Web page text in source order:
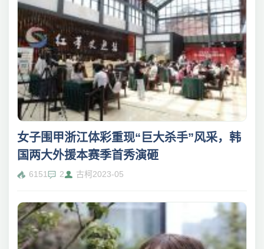
女子围甲浙江体彩重现“巨大杀手”风采，韩
国两大外援本赛季首秀演砸
6151 2 古柯2023-05